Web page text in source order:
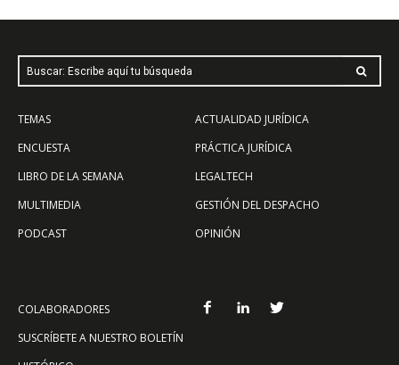
Buscar: Escribe aquí tu búsqueda
TEMAS
ENCUESTA
LIBRO DE LA SEMANA
MULTIMEDIA
PODCAST
ACTUALIDAD JURÍDICA
PRÁCTICA JURÍDICA
LEGALTECH
GESTIÓN DEL DESPACHO
OPINIÓN
COLABORADORES
SUSCRÍBETE A NUESTRO BOLETÍN